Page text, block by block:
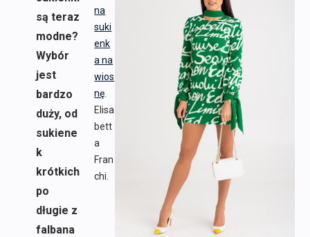
na
suki
enk
a na
wios
nę
Elisa
bett
a
Fran
chi.
są teraz
modne?
Wybór
jest
bardzo
duży, od
sukiene
k
krótkich
po
długie z
falbana